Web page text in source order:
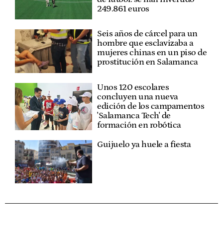
249.861 euros
Seis años de cárcel para un
hombre que esclavizaba a
mujeres chinas en un piso de
prostitución en Salamanca
Unos 120 escolares
concluyen una nueva
edición de los campamentos
'Salamanca Tech' de
formación en robótica
Guijuelo ya huele a fiesta